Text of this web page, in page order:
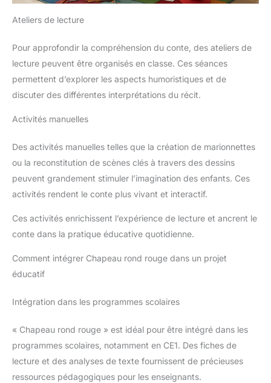
Ateliers de lecture
Pour approfondir la compréhension du conte, des ateliers de
lecture peuvent être organisés en classe. Ces séances
permettent d’explorer les aspects humoristiques et de
discuter des différentes interprétations du récit.
Activités manuelles
Des activités manuelles telles que la création de marionnettes
ou la reconstitution de scènes clés à travers des dessins
peuvent grandement stimuler l’imagination des enfants. Ces
activités rendent le conte plus vivant et interactif.
Ces activités enrichissent l’expérience de lecture et ancrent le
conte dans la pratique éducative quotidienne.
Comment intégrer Chapeau rond rouge dans un projet
éducatif
Intégration dans les programmes scolaires
« Chapeau rond rouge » est idéal pour être intégré dans les
programmes scolaires, notamment en CE1. Des fiches de
lecture et des analyses de texte fournissent de précieuses
ressources pédagogiques pour les enseignants.